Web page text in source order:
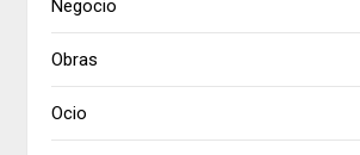
Negocio
Obras
Ocio